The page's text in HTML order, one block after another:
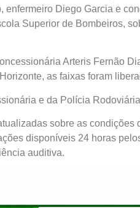
enfermeiro Diego Garcia e
Superior de Bombeiros,
Arteris Fernão
as faixas foram
e da Polícia
sobre as
disponíveis 24 horas
auditiva.